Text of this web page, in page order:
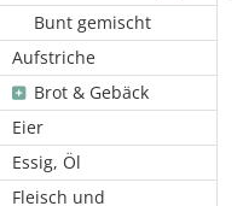
Bunt gemischt
Aufstriche
Brot & Gebäck
Eier
Essig, Öl
Fleisch und